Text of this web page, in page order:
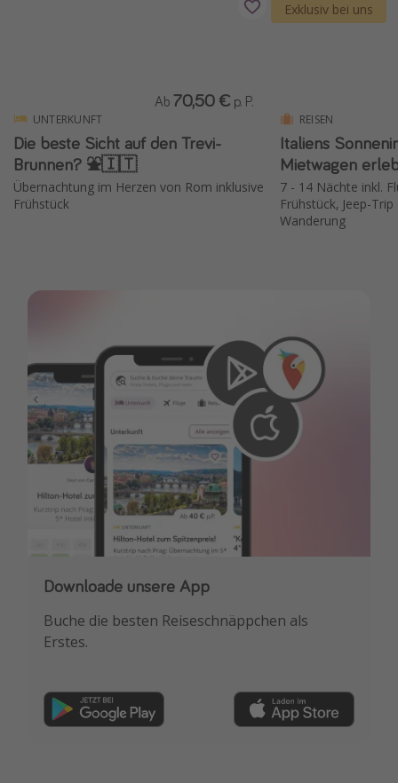
UNTERKUNFT
Die beste Sicht auf den Trevi-
Brunnen? ⛲️🇮🇹
Übernachtung im Herzen von Rom inklusive
Frühstück
Ab 70,50 € p. P.
Exklusiv bei uns
REISEN
Italiens
Mietwagen
7 - 14 Nächte inkl.
Frühstück, Jeep-
Wanderung
Downloade unsere App
Buche die besten Reiseschnäppchen als
Erstes.